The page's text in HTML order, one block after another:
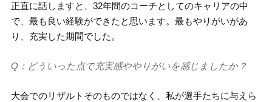
正直に話しますと、32年間のコーチとしてのキャリアの中
で、最も良い経験ができたと思います。最もやりがいがあ
り、充実した期間でした。
Q：どういった点で充実感ややりがいを感じましたか？
大会でのリザルトそのものではなく、私が選手たちに与えら